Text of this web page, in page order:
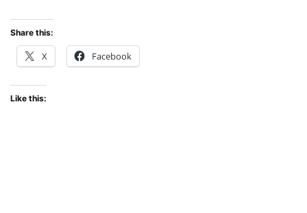
Share this:
X Facebook
Like this: